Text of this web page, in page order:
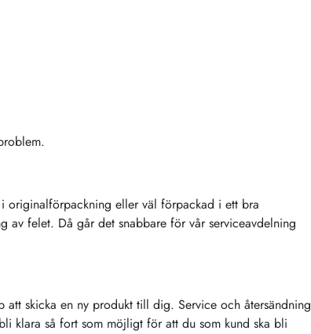
originalförpackning eller väl förpackad i ett bra
felet. Då går det snabbare för vår serviceavdelning
att skicka en ny produkt till dig. Service och återsändning
klara så fort som möjligt för att du som kund ska bli